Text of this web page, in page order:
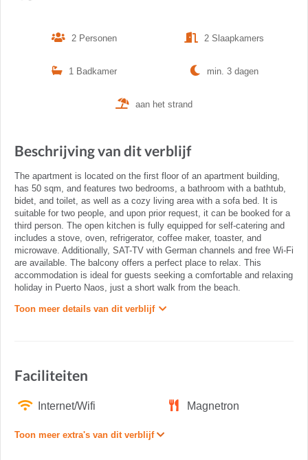
2 Personen 2 Slaapkamers
1 Badkamer min. 3 dagen
aan het strand
Beschrijving van dit verblijf
The apartment is located on the first floor of an apartment building,
has 50 sqm, and features two bedrooms, a bathroom with a bathtub,
bidet, and toilet, as well as a cozy living area with a sofa bed. It is
suitable for two people, and upon prior request, it can be booked for a
third person. The open kitchen is fully equipped for self-catering and
includes a stove, oven, refrigerator, coffee maker, toaster, and
microwave. Additionally, SAT-TV with German channels and free Wi-Fi
are available. The balcony offers a perfect place to relax. This
accommodation is ideal for guests seeking a comfortable and relaxing
holiday in Puerto Naos, just a short walk from the beach.
Toon meer details van dit verblijf
Faciliteiten
Internet/Wifi Magnetron
Toon meer extra's van dit verblijf